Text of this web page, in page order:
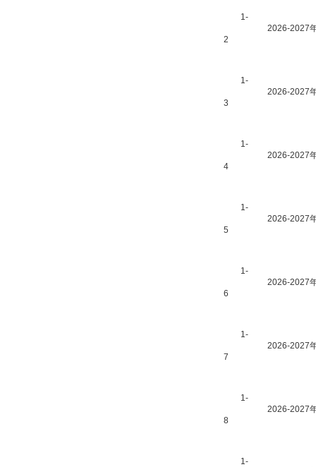
1-
2
2026-2027
1-
3
2026-2027
1-
4
2026-2027
1-
5
2026-2027
1-
6
2026-2027
1-
7
2026-2027
1-
8
2026-2027
1-